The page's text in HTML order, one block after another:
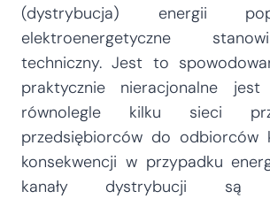
(dystrybucja) energii
elektroenergetyczne
techniczny. Jest to
praktycznie nieracjonalne jest
równolegle kilku sieci
przedsiębiorców do odbiorców
konsekwencji w przypadku
kanały dystrybucji